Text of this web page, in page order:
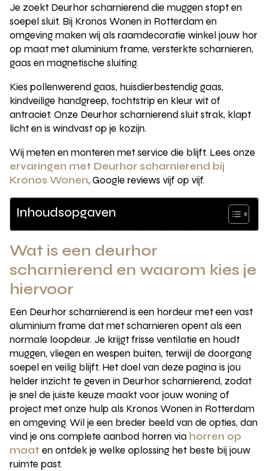
Je zoekt Deurhor scharnierend die muggen stopt en
soepel sluit. Bij Kronos Wonen in Rotterdam en
omgeving maken wij als raamdecoratie winkel jouw hor
op maat met aluminium frame, versterkte scharnieren,
gaas en magnetische sluiting.
Kies pollenwerend gaas, huisdierbestendig gaas,
kindveilige handgreep, tochtstrip en kleur wit of
antraciet. Onze Deurhor scharnierend sluit strak, klapt
licht en is windvast op je kozijn.
Wij meten en monteren met service die blijft. Lees onze
ervaringen met Deurhor scharnierend bij
Kronos Wonen, Google reviews vijf op vijf.
Inhoudsopgaven
Wat is een deurhor
scharnierend en waarom kies je
hiervoor
Een Deurhor scharnierend is een hordeur met een vast
aluminium frame dat met scharnieren opent als een
normale loopdeur. Je krijgt frisse ventilatie en houdt
muggen, vliegen en wespen buiten, terwijl de doorgang
soepel en veilig blijft. Het doel van deze pagina is jou
helder inzicht te geven in Deurhor scharnierend, zodat
je snel de juiste keuze maakt voor jouw woning of
project met onze hulp als Kronos Wonen in Rotterdam
en omgeving. Wil je een breder beeld van de opties, dan
vind je ons complete aanbod horren via horren op
maat en ontdek je welke oplossing het beste bij jouw
ruimte past.